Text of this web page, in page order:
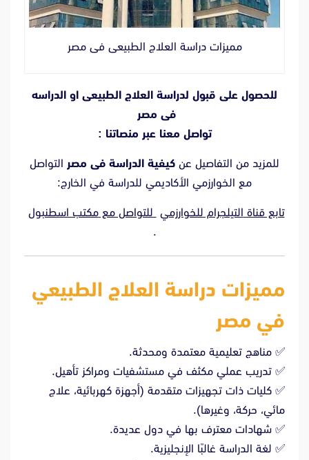
مميزات دراسة العلاج الطبيعى فى مصر
للحصول على قبول لدراسة العلاج الطبيعى او الدراسه
فى مصر
تواصل معنا عبر منصاتنا :
للمزيد من التفاصيل عن كيفية الدراسة فى مصر التواصل
مع الخوارزمي الأكاديمي للدراسة في الخارج:
تابع قناة التيلجرام للخوارزمي للتواصل معمكتب اسطنبول
.
مميزات دراسة العلاج الطبيعي
في مصر
✅ مناهج تعليمية معتمدة ومحدثة.
✅ تدريب عملي مكثف في مستشفيات ومراكز تأهيل.
✅ كليات ذات تجهيزات متقدمة (أجهزة كهربائية، علاج
مائي، حركة، وغيرها).
✅ شهادات معترف بها في دول عديدة.
✅ لغة الدراسة غالبًا الإنجليزية.